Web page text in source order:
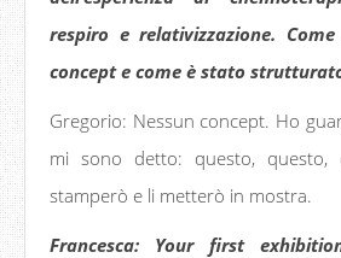
respiro e relativizzazione.
concept e come è stato
Gregorio: Nessun concept. Ho
mi sono detto: questo, questo,
stamperò e li metterò in mostra.
Francesca: Your first